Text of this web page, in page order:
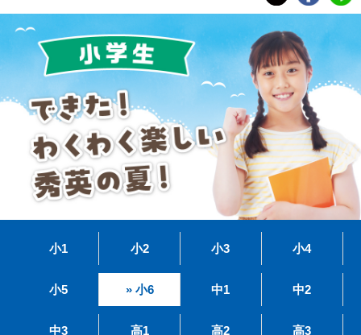
小1 小2 小3 小4
小5 » 小6 中1 中2
中3 高1 高2 高3